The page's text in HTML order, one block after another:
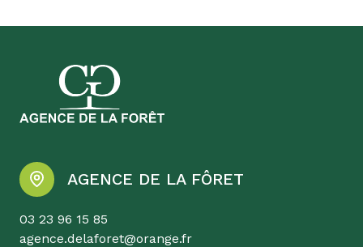
AGENCE DE LA FÔRET
03 23 96 15 85
agence.delaforet@orange.fr